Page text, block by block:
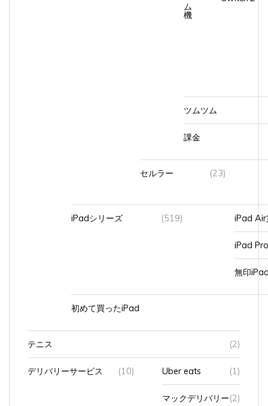
ム
機
ツムツム
課金
セルラー (23)
iPadシリーズ (519) iPad Air
iPad Pro
無印
初めて買ったiPad
テニス (2)
デリバリーサービス (10) Uber eats (1)
マックデリバリー(2)